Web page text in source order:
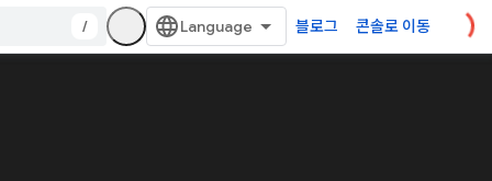
/ 블로그 콘솔로 이동